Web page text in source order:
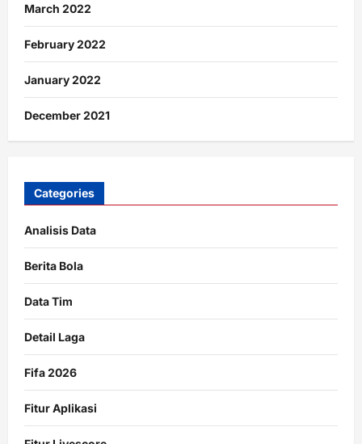
March 2022
February 2022
January 2022
December 2021
Categories
Analisis Data
Berita Bola
Data Tim
Detail Laga
Fifa 2026
Fitur Aplikasi